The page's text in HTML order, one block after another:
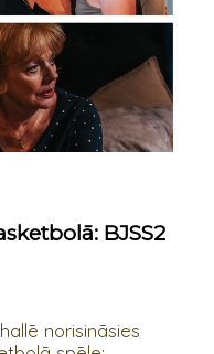
BJSS2
norisināsies